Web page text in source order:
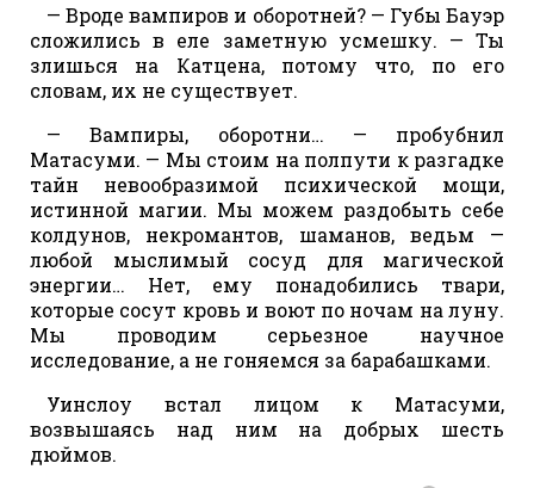
— Вроде вампиров и оборотней? — Губы Бауэр
сложились в еле заметную усмешку. — Ты
злишься на Катцена, потому что, по его
словам, их не существует.
— Вампиры, оборотни… — пробубнил
Матасуми. — Мы стоим на полпути к разгадке
тайн невообразимой психической мощи,
истинной магии. Мы можем раздобыть себе
колдунов, некромантов, шаманов, ведьм —
любой мыслимый сосуд для магической
энергии… Нет, ему понадобились твари,
которые сосут кровь и воют по ночам на луну.
Мы проводим серьезное научное
исследование, а не гоняемся за барабашками.
Уинслоу встал лицом к Матасуми,
возвышаясь над ним на добрых шесть
дюймов.